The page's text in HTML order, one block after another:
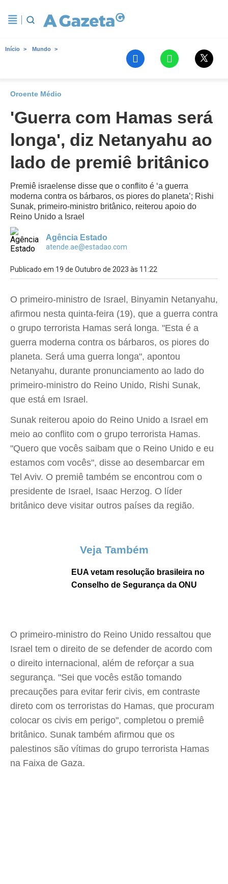
Início Mundo
Oroente Médio
'Guerra com Hamas será
longa', diz Netanyahu ao
lado de premiê britânico
Premiê israelense disse que o conflito é ‘a guerra
moderna contra os bárbaros, os piores do planeta’; Rishi
Sunak, primeiro-ministro britânico, reiterou apoio do
Reino Unido a Israel
Agência Estado
atende.ae@estadao.com
Publicado em 19 de Outubro de 2023 às 11:22
O primeiro-ministro de Israel, Binyamin Netanyahu,
afirmou nesta quinta-feira (19), que a guerra contra
o grupo terrorista Hamas será longa. "Esta é a
guerra moderna contra os bárbaros, os piores do
planeta. Será uma guerra longa", apontou
Netanyahu, durante pronunciamento ao lado do
primeiro-ministro do Reino Unido, Rishi Sunak,
que está em Israel.
Sunak reiterou apoio do Reino Unido a Israel em
meio ao conflito com o grupo terrorista Hamas.
"Quero que vocês saibam que o Reino Unido e eu
estamos com vocês", disse ao desembarcar em
Tel Aviv. O premiê também se encontrou com o
presidente de Israel, Isaac Herzog. O líder
britânico deve visitar outros países da região.
Veja Também
EUA vetam resolução brasileira no
Conselho de Segurança da ONU
O primeiro-ministro do Reino Unido ressaltou que
Israel tem o direito de se defender de acordo com
o direito internacional, além de reforçar a sua
segurança. "Sei que vocês estão tomando
precauções para evitar ferir civis, em contraste
direto com os terroristas do Hamas, que procuram
colocar os civis em perigo", completou o premiê
britânico. Sunak também afirmou que os
palestinos são vítimas do grupo terrorista Hamas
na Faixa de Gaza.